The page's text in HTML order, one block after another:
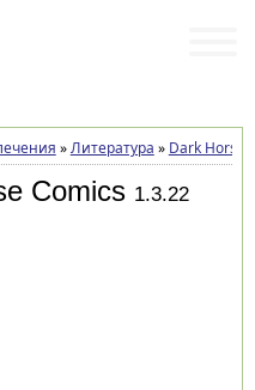
»Литература » Dark Horse
Comics 1.3.22